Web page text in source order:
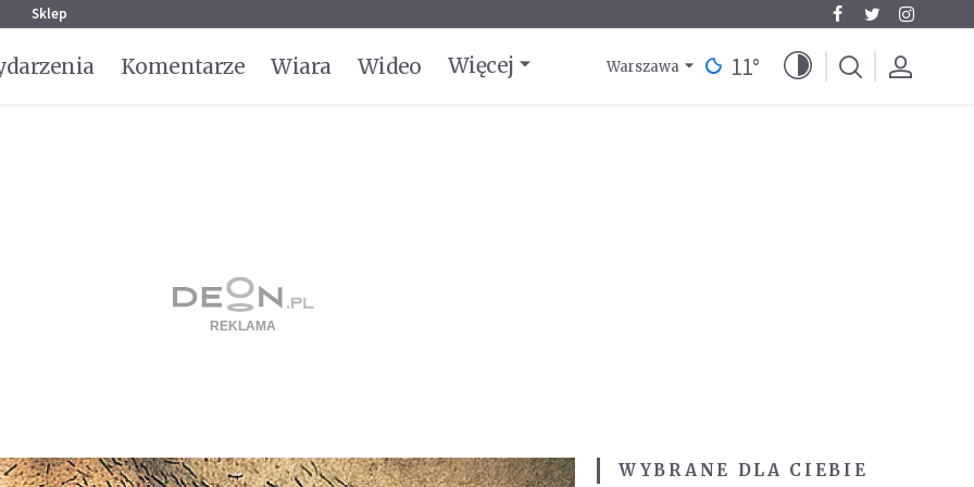
Sklep
Komentarze Wiara Wideo Więcej Warszawa 11°
WYBRANE DLA CIEBIE